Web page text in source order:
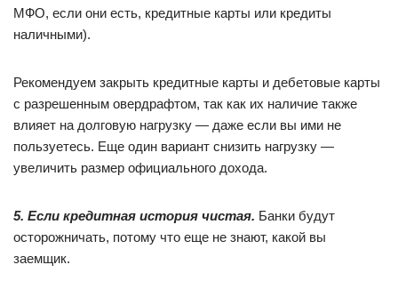
МФО, если они есть, кредитные карты или кредиты
наличными).
Рекомендуем закрыть кредитные карты и дебетовые карты
с разрешенным овердрафтом, так как их наличие также
влияет на долговую нагрузку — даже если вы ими не
пользуетесь. Еще один вариант снизить нагрузку —
увеличить размер официального дохода.
5. Если кредитная история чистая. Банки будут
осторожничать, потому что еще не знают, какой вы
заемщик.